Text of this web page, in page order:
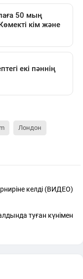
Лондон
келді (ВИДЕО)
туған күнімен